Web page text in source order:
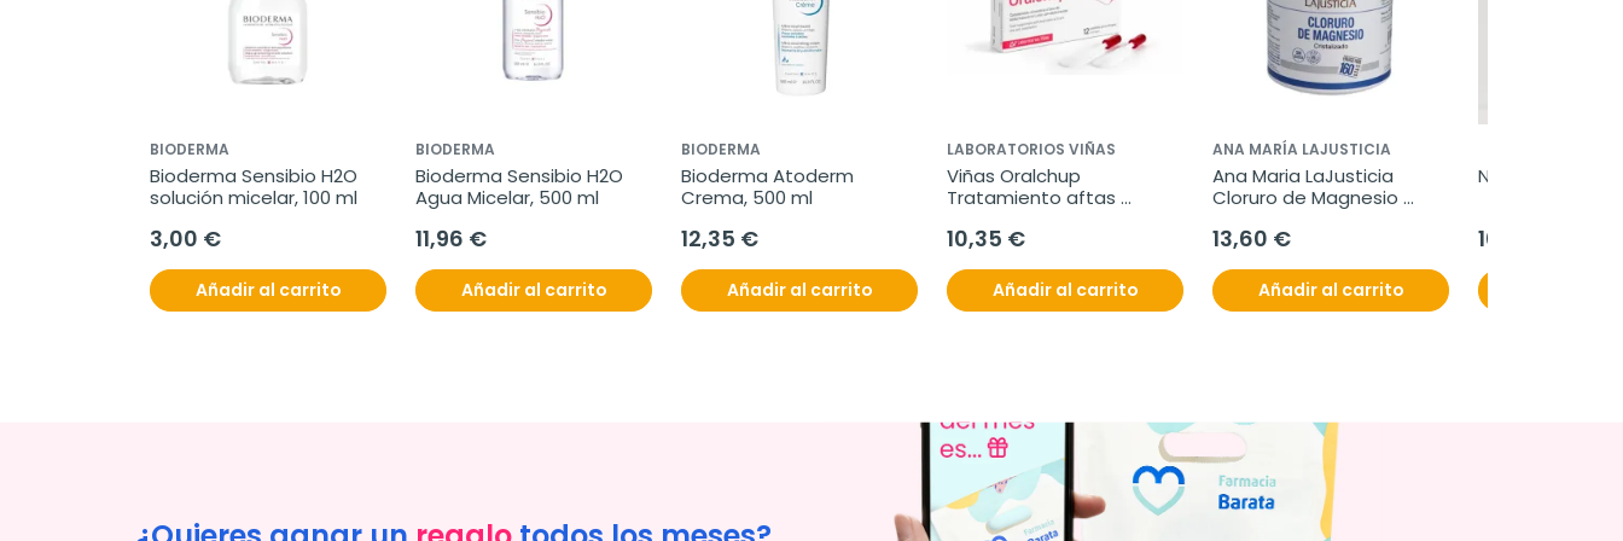
BIODERMA
Bioderma Sensibio H2O
solución micelar, 100 ml
3,00 €
Añadir al carrito
BIODERMA
Bioderma Sensibio H2O
Agua Micelar, 500 ml
11,96 €
Añadir al carrito
BIODERMA
Bioderma Atoderm
Crema, 500 ml
12,35 €
Añadir al carrito
LABORATORIOS VIÑAS
Viñas Oralchup
Tratamiento aftas
10,35 €
Añadir al carrito
ANA MARÍA LAJUSTICIA
Ana Maria LaJusticia
Cloruro de Magnesio
13,60 €
Añadir al carrito
Nutira Forte 30
10,95 €